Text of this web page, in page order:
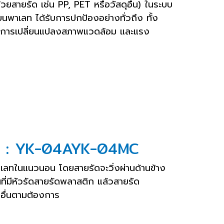
สายรัด เช่น PP, PET หรือวัสดุอื่น) ในระบบ
พาเลท ได้รับการปกป้องอย่างทั่วถึง ทั้ง
ารเปลี่ยนแปลงสภาพแวดล้อม และแรง
YK-04AYK-04MC
ในแนวนอน โดยสายรัดจะวิ่งผ่านด้านข้าง
ที่มีหัวรัดสายรัดพลาสติก แล้วสายรัด
นตามต้องการ